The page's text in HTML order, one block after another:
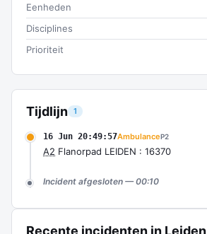
Tijdlijn 1
16 Jun 20:49:57AmbulanceP2
A2 Flanorpad LEIDEN : 16370
Incident afgesloten — 00:10
Recente incidenten in Leiden
Eenheden
Disciplines
Prioriteit